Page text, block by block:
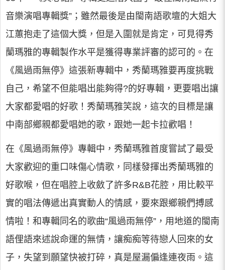
音樂演唱專輯獎”；雖然最後是由閩南語歌壇的大姐大
江蕙抱走了這個大獎，但是入圍就是肯定，可見得秀
蘭瑪雅的專輯製作水平是獲得專業評審的認可的。在
《風過雨無停》這張新專輯中，秀蘭瑪雅要再度挑戰
自己，希望不但能唱出能夠得?的好專輯，更要唱出讓
大家都愛唱的好歌！秀蘭瑪雅笑說，這次的目標是讓
中南部鄉親都愛唱她的歌，跟她一起卡拉歡唱！
在《風過雨無停》專輯中，秀蘭瑪雅首度嘗試了最受
大家歡迎的重口味傷心情歌，同樣發揮出秀蘭瑪雅的
好歌喉，但在唱腔上收斂了許多R&B花腔，用比較平
實的唱法傳遞出真實動人的情感，要來跟鄉親們搏感
情啦！和專輯同名的歌曲“風過雨無停”，用地道的閩南
語俚語來述說命運的無情，讓痴痴等待戀人回來的女
子，失望到願望快被打碎，真是屋漏偏逢連夜雨。這